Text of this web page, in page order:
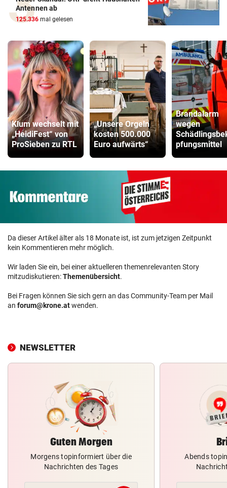
Antennen ab
125.336 mal gelesen
Klum wechselt mit
„HeidiFest“ von
ProSieben zu RTL
„Unsere Orgeln
kosten 500.000
Euro aufwärts“
Brandalarm
wegen
pfungsmittel
Da dieser Artikel älter als 18 Monate ist, ist zum jetzigen Zeitpunkt
kein Kommentieren mehr möglich.
Wir laden Sie ein, bei einer aktuelleren themenrelevanten Story
mitzudiskutieren:Themenübersicht.
Bei Fragen können Sie sich gern an das Community-Team per Mail
an forum@krone.atwenden.
NEWSLETTER
Guten Morgen
Morgens topinformiert über die
Nachrichten des Tages
Abends